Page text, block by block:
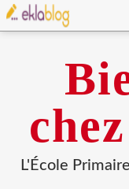
L'École